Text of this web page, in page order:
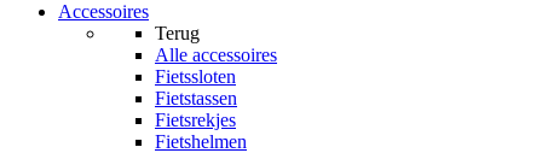
Accessoires
Terug
Alle accessoires
Fietssloten
Fietstassen
Fietsrekjes
Fietshelmen